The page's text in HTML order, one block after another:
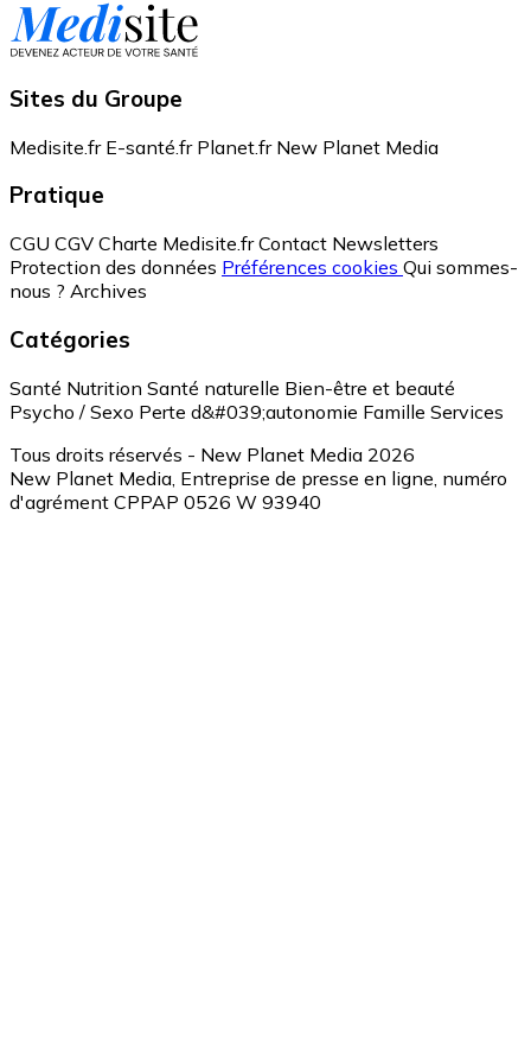
Sites du Groupe
Medisite.fr E-santé.fr Planet.fr New Planet Media
Pratique
CGU CGV Charte Medisite.fr Contact Newsletters
Protection des données Préférences cookies Qui sommes-
nous ? Archives
Catégories
Santé Nutrition Santé naturelle Bien-être et beauté
Psycho / Sexo Perte d&#039;autonomie Famille Services
Tous droits réservés - New Planet Media 2026
New Planet Media, Entreprise de presse en ligne, numéro
d'agrément CPPAP 0526 W 93940